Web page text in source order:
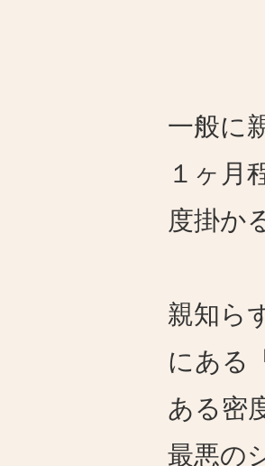
一般に
１ヶ月
度掛か
親知ら
にある
ある密
最悪の